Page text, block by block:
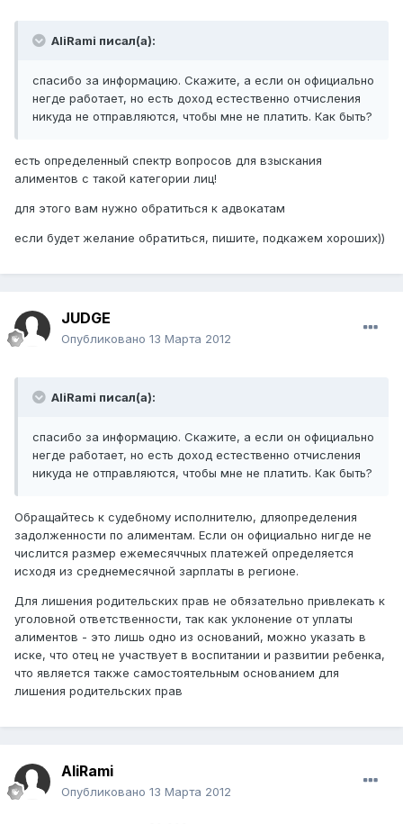
AliRami писал(а):
спасибо за информацию. Скажите, а если он официально
негде работает, но есть доход естественно отчисления
никуда не отправляются, чтобы мне не платить. Как быть?
есть определенный спектр вопросов для взыскания
алиментов с такой категории лиц!
для этого вам нужно обратиться к адвокатам
если будет желание обратиться, пишите, подкажем хороших))
JUDGE
Опубликовано 13 Марта 2012
AliRami писал(а):
спасибо за информацию. Скажите, а если он официально
негде работает, но есть доход естественно отчисления
никуда не отправляются, чтобы мне не платить. Как быть?
Обращайтесь к судебному исполнителю, дляопределения
задолженности по алиментам. Если он официально нигде не
числится размер ежемесяччных платежей определяется
исходя из среднемесячной зарплаты в регионе.
Для лишения родительских прав не обязательно привлекать к
уголовной ответственности, так как уклонение от уплаты
алиментов - это лишь одно из оснований, можно указать в
иске, что отец не участвует в воспитании и развитии ребенка,
что является также самостоятельным основанием для
лишения родительских прав
AliRami
Опубликовано 13 Марта 2012